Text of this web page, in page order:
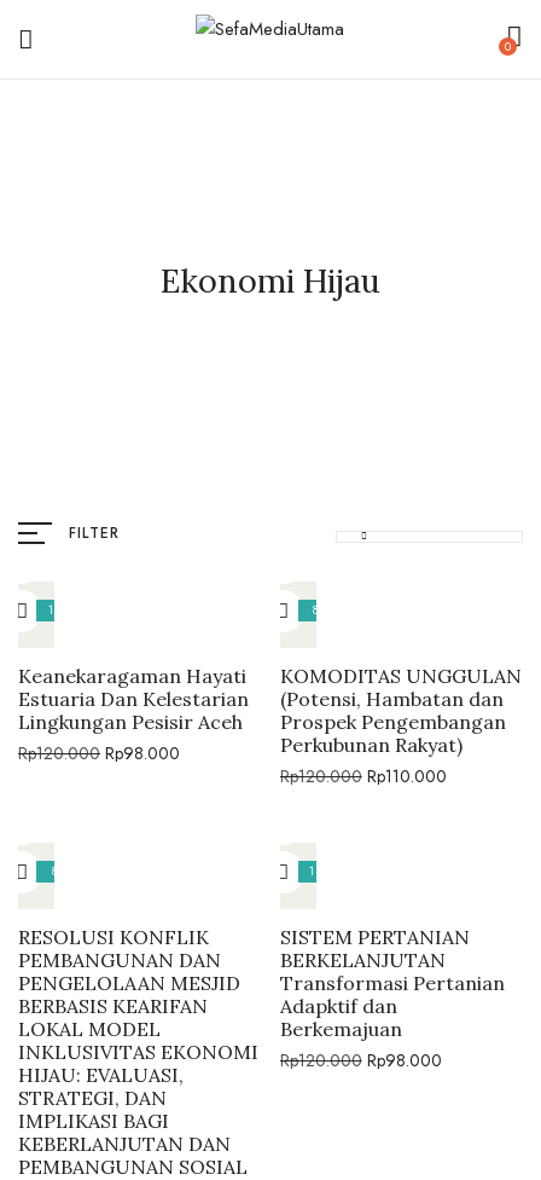
0
Ekonomi Hijau
FILTER
18%
Keanekaragaman Hayati
Estuaria Dan Kelestarian
Lingkungan Pesisir Aceh
Rp120.000 Rp98.000
8%
KOMODITAS UNGGULAN
(Potensi, Hambatan dan
Prospek Pengembangan
Perkubunan Rakyat)
Rp120.000 Rp110.000
8%
RESOLUSI KONFLIK
PEMBANGUNAN DAN
PENGELOLAAN MESJID
BERBASIS KEARIFAN
LOKAL MODEL
INKLUSIVITAS EKONOMI
HIJAU: EVALUASI,
STRATEGI, DAN
IMPLIKASI BAGI
KEBERLANJUTAN DAN
PEMBANGUNAN SOSIAL
18%
SISTEM PERTANIAN
BERKELANJUTAN
Transformasi Pertanian
Adapktif dan
Berkemajuan
Rp120.000 Rp98.000